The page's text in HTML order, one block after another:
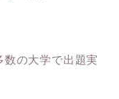
の大学で出題実